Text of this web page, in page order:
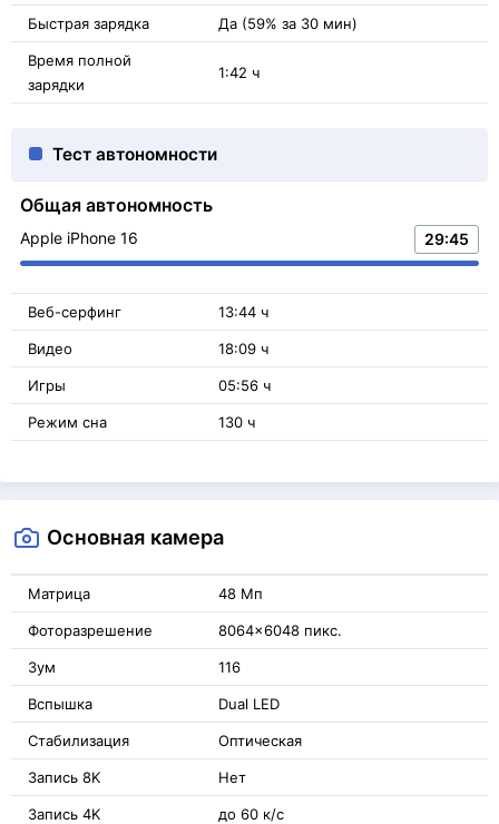
Быстрая зарядка Да (59% за 30 мин)
Время полной
зарядки
1:42 ч
Тест автономности
Общая автономность
Apple iPhone 16 29:45
Веб-серфинг 13:44 ч
Видео 18:09 ч
Игры 05:56 ч
Режим сна 130 ч
Основная камера
Матрица 48 Мп
Фоторазрешение 8064x6048 пикс.
Зум 116
Вспышка Dual LED
Стабилизация Оптическая
Запись 8K Нет
Запись 4K до 60 к/с